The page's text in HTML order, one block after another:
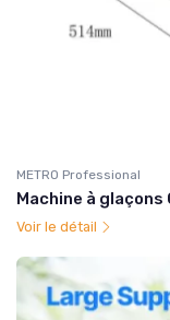
METRO Professional
Machine à
Voir le détail